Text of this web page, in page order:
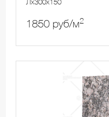
1850 руб/м2